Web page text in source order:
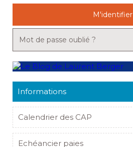
M'identifier
Mot de passe oublié ?
Informations
Calendrier des CAP
Echéancier paies